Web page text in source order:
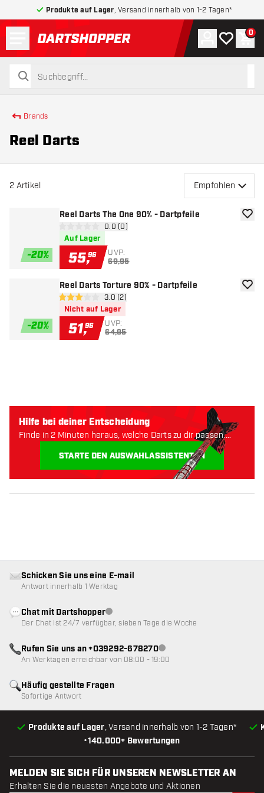
Produkte auf Lager , Versand innerhalb von 1-2 Tagen*
zurück zur Startseite
suchen
suchen
Konto
Meine 0
Brands
Reel Darts
2 Artikel Empfohlen
-20%
Reel Darts The One 90% - Dartpfeile
Bewertungsbereich öffnen
0 Bewertungssterne
0.0 (0)
Auf Lager
55,96 UVP:
69,95
Zur
-20%
Reel Darts Torture 90% - Dartpfeile
Bewertungsbereich öffnen
3 Bewertungssterne
3.0 (2)
Nicht auf Lager
51,96 UVP:
64,95
Zur
Hilfe bei deiner Entscheidung
Finde in 2 Minuten heraus, welche Darts zu dir passen.
STARTE DEN AUSWAHLASSISTENTEN
•140.000+ Bewertungen
Produkte auf Lager, Versand innerhalb von 1-2 Tagen*
Häufig gestellte Fragen
Sofortige Antwort
Schicken Sie uns eine E-mail
Antwort innerhalb 1 Werktag
Chat mit DartshopperKundenservice nicht verfügbar
Der Chat ist 24/7 verfügbar, sieben Tage die Woche
Rufen Sie uns an +039292-678270Kundenservice nicht
An Werktagen erreichbar von 08:00 - 19:00
MELDEN SIE SICH FÜR UNSEREN NEWSLETTER AN
Erhalten Sie die neuesten Angebote und Aktionen